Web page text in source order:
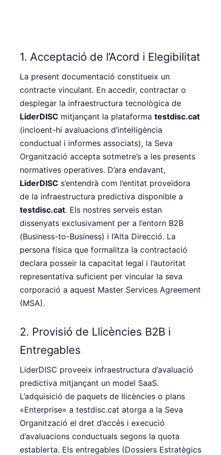
1. Acceptació de l’Acord i Elegibilitat
La present documentació constitueix un
contracte vinculant. En accedir, contractar o
desplegar la infraestructura tecnològica de
LiderDISC mitjançant la plataforma testdisc.cat
(incloent-hi avaluacions d’intel·ligència
conductual i informes associats), la Seva
Organització accepta sotmetre’s a les presents
normatives operatives. D’ara endavant,
LiderDISC s’entendrà com l’entitat proveïdora
de la infraestructura predictiva disponible a
testdisc.cat. Els nostres serveis estan
dissenyats exclusivament per a l’entorn B2B
(Business-to-Business) i l’Alta Direcció. La
persona física que formalitza la contractació
declara posseir la capacitat legal i l’autoritat
representativa suficient per vincular la seva
corporació a aquest Master Services Agreement
(MSA).
2. Provisió de Llicències B2B i
Entregables
LiderDISC proveeix infraestructura d’avaluació
predictiva mitjançant un model SaaS.
L’adquisició de paquets de llicències o plans
«Enterprise» a testdisc.cat atorga a la Seva
Organització el dret d’accés i execució
d’avaluacions conductuals segons la quota
establerta. Els entregables (Dossiers Estratègics